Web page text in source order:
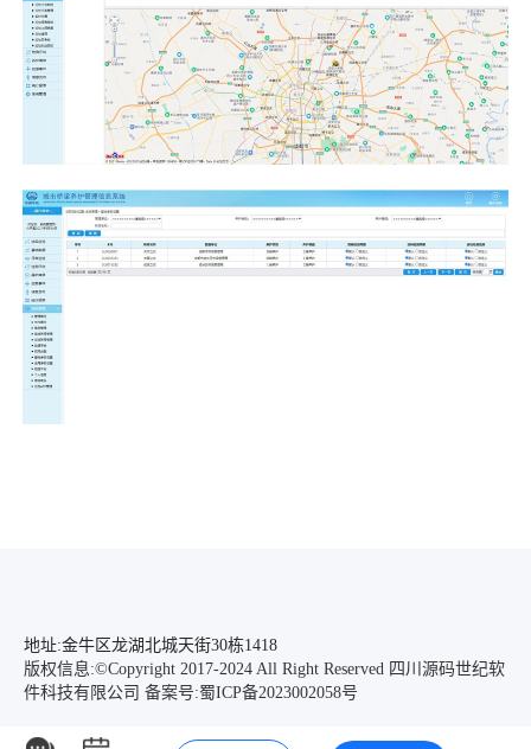
地址:金牛区龙湖北城天街30栋1418
版权信息:©Copyright 2017-2024 All Right Reserved 四川源码世纪软
件科技有限公司 备案号:蜀ICP备2023002058号